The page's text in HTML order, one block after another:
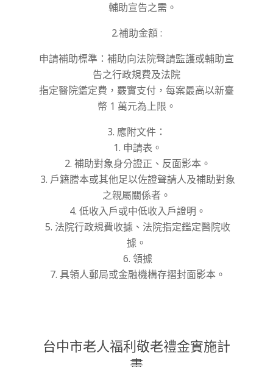
輔助宣告之需。
2.補助金額 :
申請補助標準 ： 補助向法院聲請監護或輔助宣
告之行政規費及法院
指定醫院鑑定費，覈實支付，每案最高以新臺
幣 1 萬元為上限。
3. 應附文件：
1. 申請表。
2. 補助對象身分證正、反面影本。
3. 戶籍謄本或其他足以佐證聲請人及補助對象
之親屬關係者。
4. 低收入戶或中低收入戶證明。
5. 法院行政規費收據、法院指定鑑定醫院收
據。
6. 領據
7. 具領人郵局或金融機構存摺封面影本。
台中市老人福利敬老禮金實施計